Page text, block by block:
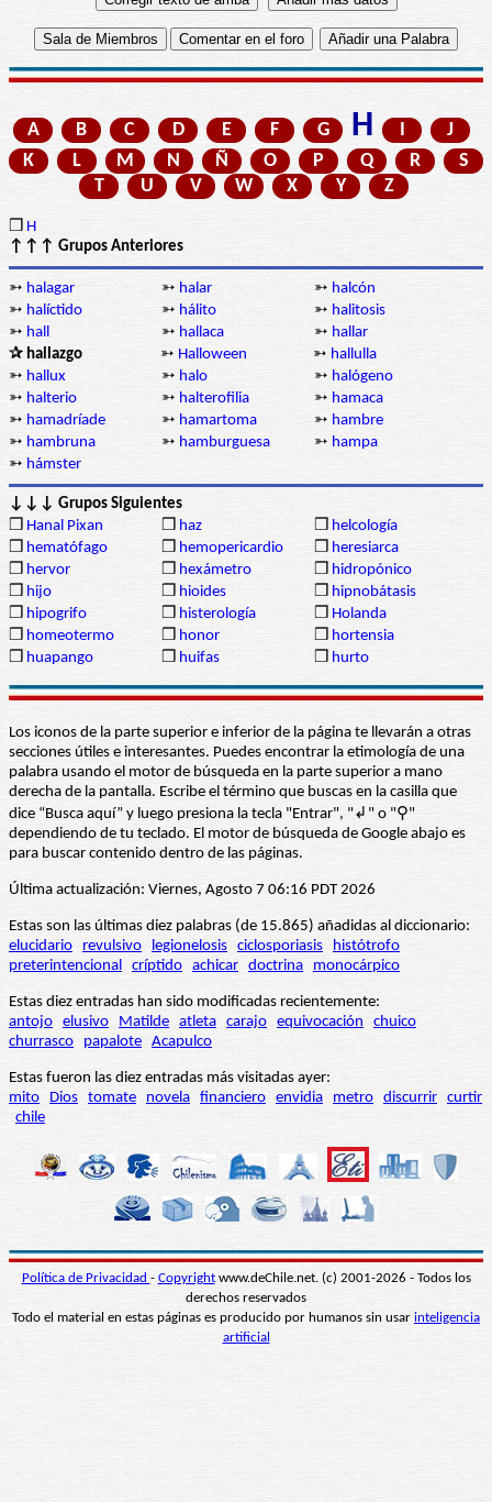
A B C D E F G H I
J
K
L M N Ñ O P Q R
S
T
U V W X Y Z
❒ H
↑↑↑ Grupos Anteriores
➳ halagar ➳ halar ➳ halcón
➳ halíctido ➳ hálito ➳ halitosis
➳ hall ➳ hallaca ➳ hallar
✰ hallazgo
➳ Halloween ➳ hallulla
➳ hallux ➳ halo ➳ halógeno
➳ halterio ➳ halterofilia ➳ hamaca
➳ hamadríade ➳ hamartoma ➳ hambre
➳ hambruna ➳ hamburguesa ➳ hampa
➳ hámster
↓↓↓ Grupos Siguientes
❒ Hanal Pixan ❒ haz ❒ helcología
❒ hematófago ❒ hemopericardio ❒ heresiarca
❒ hervor ❒ hexámetro ❒ hidropónico
❒ hijo ❒ hioides ❒ hipnobátasis
❒ hipogrifo ❒ histerología ❒ Holanda
❒ homeotermo ❒ honor ❒ hortensia
❒ huapango ❒ huifas ❒ hurto
Los iconos de la parte superior e inferior de la página te llevarán a otras
secciones útiles e interesantes. Puedes encontrar la etimología de una
palabra usando el motor de búsqueda en la parte superior a mano
derecha de la pantalla. Escribe el término que buscas en la casilla que
dice “Busca aquí” y luego presiona la tecla "Entrar", "↲" o "⚲"
dependiendo de tu teclado. El motor de búsqueda de Google abajo es
para buscar contenido dentro de las páginas.
Última actualización: Viernes, Agosto 7 06:16 PDT 2026
Estas son las últimas diez palabras (de 15.865) añadidas al diccionario:
elucidario
revulsivo legionelosis ciclosporiasis
histótrofo
preterintencional críptido achicar doctrina monocárpico
Estas diez entradas han sido modificadas recientemente:
antojo elusivo Matilde atleta carajo equivocación
chuico
churrasco
papalote Acapulco
Estas fueron las diez entradas más visitadas ayer:
mito
Dios tomate novela financiero envidia metro discurrir curtir
chile
Política de Privacidad - Copyrightwww.deChile.net. (c) 2001-2026 - Todos los
derechos reservados
Todo el material en estas páginas es producido por humanos sin usar inteligencia
artificial